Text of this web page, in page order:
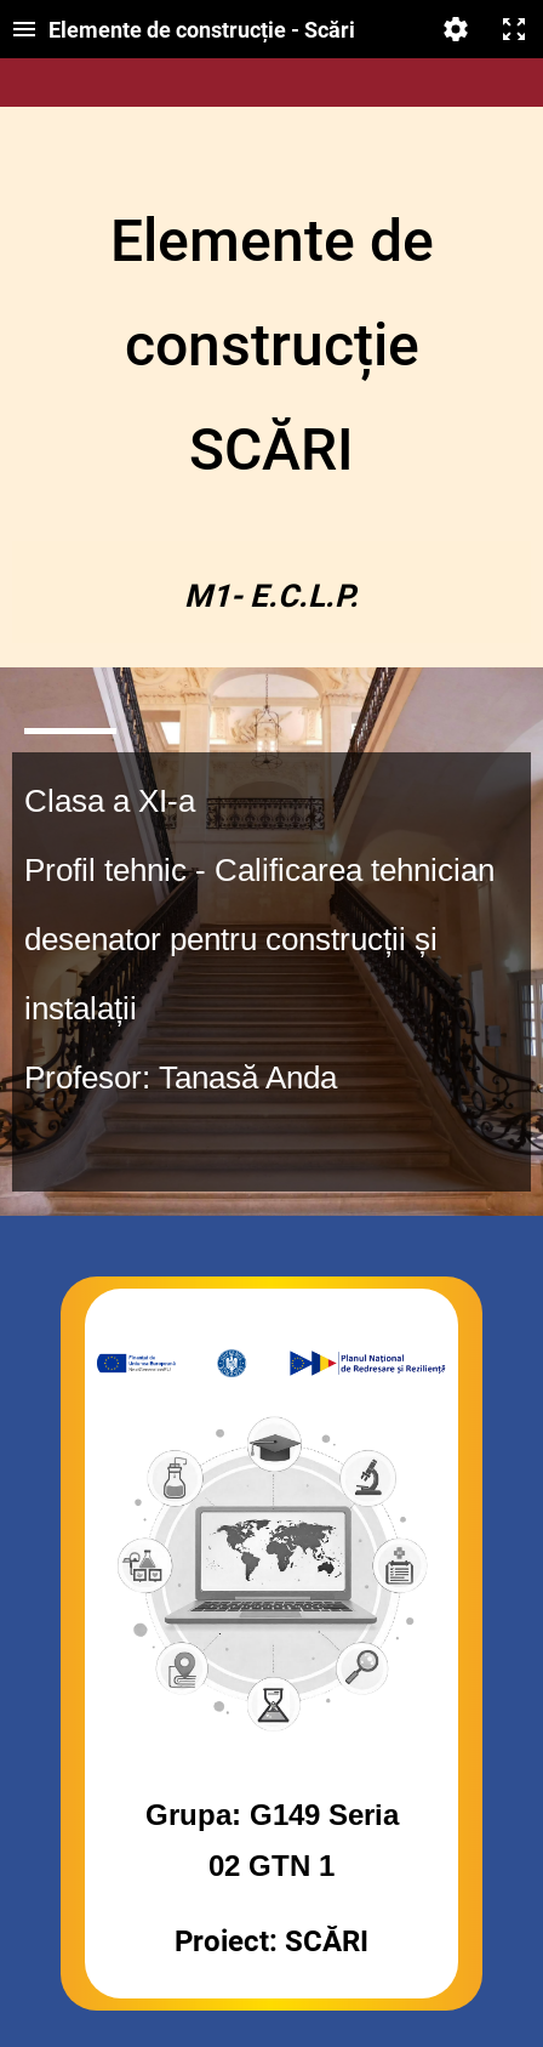
Elemente de construcție - Scări
Elemente de
construcție
SCĂRI
M1- E.C.L.P.
Clasa a XI-a
Profil tehnic - Calificarea tehnician
desenator pentru construcții și
instalații
Profesor: Tanasă Anda
Grupa: G149 Seria
02 GTN 1
Proiect: SCĂRI